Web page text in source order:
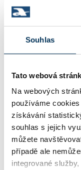
Souhlas
Tato webová
Na webových
používáme
získávání
souhlas s jejich
můžete
případě ale
integrované
18 insolvenční
38 pracovní
TRVALE